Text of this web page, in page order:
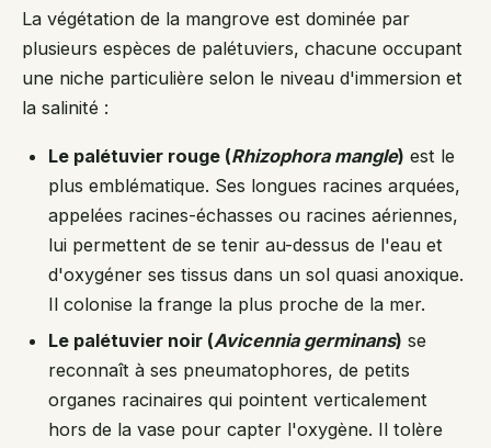
La végétation de la mangrove est dominée par
plusieurs espèces de palétuviers, chacune occupant
une niche particulière selon le niveau d'immersion et
la salinité :
Le palétuvier rouge (Rhizophora mangle) est le
plus emblématique. Ses longues racines arquées,
appelées racines-échasses ou racines aériennes,
lui permettent de se tenir au-dessus de l'eau et
d'oxygéner ses tissus dans un sol quasi anoxique.
Il colonise la frange la plus proche de la mer.
Le palétuvier noir (Avicennia germinans) se
reconnaît à ses pneumatophores, de petits
organes racinaires qui pointent verticalement
hors de la vase pour capter l'oxygène. Il tolère